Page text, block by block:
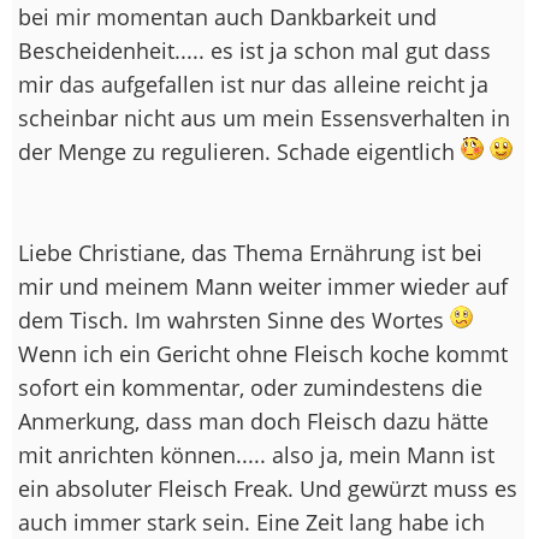
bei mir momentan auch Dankbarkeit und
Bescheidenheit..... es ist ja schon mal gut dass
mir das aufgefallen ist nur das alleine reicht ja
scheinbar nicht aus um mein Essensverhalten in
der Menge zu regulieren. Schade eigentlich
Liebe Christiane, das Thema Ernährung ist bei
mir und meinem Mann weiter immer wieder auf
dem Tisch. Im wahrsten Sinne des Wortes
Wenn ich ein Gericht ohne Fleisch koche kommt
sofort ein kommentar, oder zumindestens die
Anmerkung, dass man doch Fleisch dazu hätte
mit anrichten können..... also ja, mein Mann ist
ein absoluter Fleisch Freak. Und gewürzt muss es
auch immer stark sein. Eine Zeit lang habe ich